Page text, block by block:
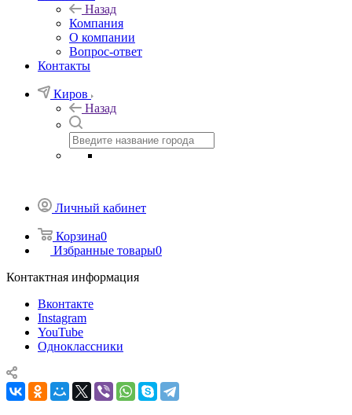
Назад
Компания
О компании
Вопрос-ответ
Контакты
Киров
Назад
Личный кабинет
Корзина0
Избранные товары0
Контактная информация
Вконтакте
Instagram
YouTube
Одноклассники